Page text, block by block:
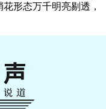
形态万千明亮剔透，